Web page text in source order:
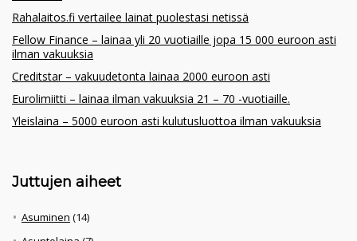
Rahalaitos.fi vertailee lainat puolestasi netissä
Fellow Finance – lainaa yli 20 vuotiaille jopa 15 000 euroon asti
ilman vakuuksia
Creditstar – vakuudetonta lainaa 2000 euroon asti
Eurolimiitti – lainaa ilman vakuuksia 21 – 70 -vuotiaille.
Yleislaina – 5000 euroon asti kulutusluottoa ilman vakuuksia
Juttujen aiheet
Asuminen (14)